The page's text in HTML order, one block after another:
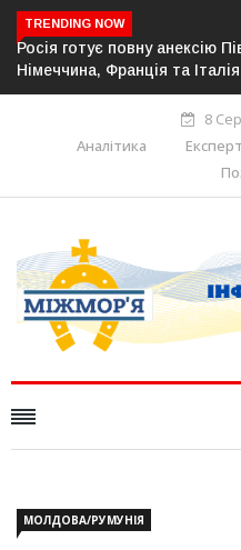
TRENDING NOW
загрозу
Естонія
прикордонної
8
Аналітика
МОЛДОВА/РУМУНІЯ